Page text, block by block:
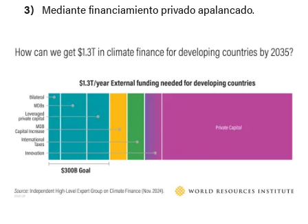
Mediante financiamiento privado apalancado.